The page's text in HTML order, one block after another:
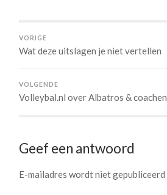
VORIGE
Wat deze uitslagen je niet vertellen
VOLGENDE
Volleybal.nl over Albatros & coachen
Geef een antwoord
E-mailadres wordt niet gepubliceerd